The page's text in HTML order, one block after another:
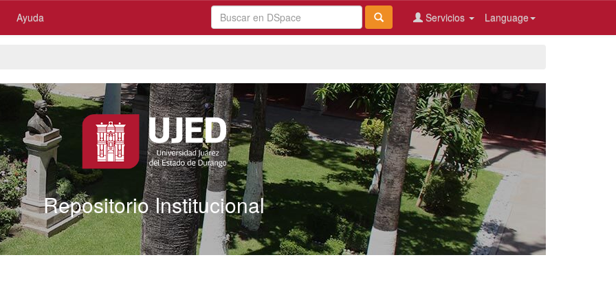
Ayuda Language
Servicios
Repositorio Institucional